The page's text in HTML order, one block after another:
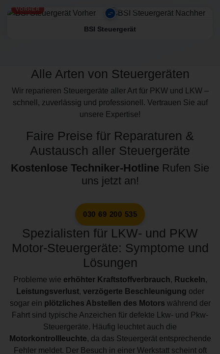
VORHER NACHHER
BSI Steuergerät
Alle Arten von Steuergeräten
Wir reparieren Steuergeräte aller Art für PKW und LKW –
schnell, zuverlässig und professionell. Vertrauen Sie auf
unsere Expertise!
Faire Preise für Reparaturen &
Austausch aller Steuergeräte
Kostenlose Techniker-Hotline Rufen Sie
uns jetzt an!
030 69 200 535
Spezialisten für LKW- und PKW
Motor-Steuergeräte: Symptome und
Lösungen
Probleme wie erhöhter Kraftstoffverbrauch, Ruckeln,
Leistungsverlust, verzögerte Beschleunigung oder
sogar ein plötzliches Abstellen des Motors während der
Fahrt sind typische Anzeichen für defekte Lkw- und Pkw-
Steuergeräte. Häufig leuchtet auch die
Motorkontrollleuchte, da das Steuergerät entsprechende
Fehler meldet. Der Besuch in einer Werkstatt scheint oft